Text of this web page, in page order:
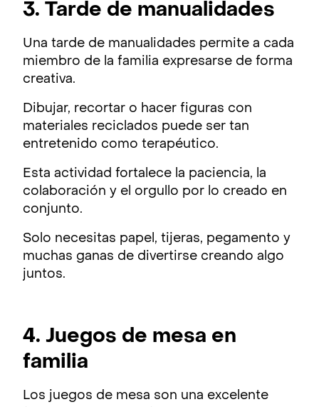
3. Tarde de manualidades
Una tarde de manualidades permite a cada
miembro de la familia expresarse de forma
creativa.
Dibujar, recortar o hacer figuras con
materiales reciclados puede ser tan
entretenido como terapéutico.
Esta actividad fortalece la paciencia, la
colaboración y el orgullo por lo creado en
conjunto.
Solo necesitas papel, tijeras, pegamento y
muchas ganas de divertirse creando algo
juntos.
4. Juegos de mesa en
familia
Los juegos de mesa son una excelente